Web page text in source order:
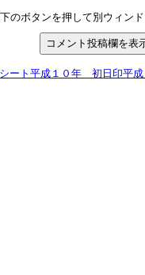
のボタンを押して別ウィンド
ート平成１０年 初日印平成